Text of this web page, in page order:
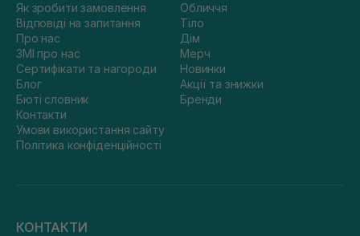
Як зробити замовлення
Відповіді на запитання
Про нас
ЗМІ про нас
Сертифікати та нагороди
Блог
Бюті словник
Контакти
Умови використання сайту
Політика конфіденційності
Обличчя
Тіло
Дім
Мерч
Новинки
Акції та знижки
Бренди
КОНТАКТИ